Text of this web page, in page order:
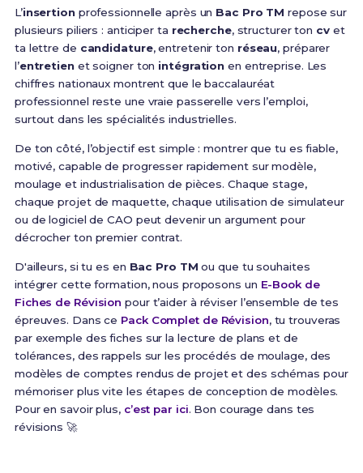
L’insertionprofessionnelle après un Bac Pro TM repose sur
plusieurs piliers : anticiper ta recherche, structurer ton cvet
ta lettre de candidature, entretenir ton réseau, préparer
l’entretienet soigner ton intégration en entreprise. Les
chiffres nationaux montrent que le baccalauréat
professionnel reste une vraie passerelle vers l’emploi,
surtout dans les spécialités industrielles.
De ton côté, l’objectif est simple : montrer que tu es fiable,
motivé, capable de progresser rapidement sur modèle,
moulage et industrialisation de pièces. Chaque stage,
chaque projet de maquette, chaque utilisation de simulateur
ou de logiciel de CAO peut devenir un argument pour
décrocher ton premier contrat.
D'ailleurs, si tu es en Bac Pro TM ou que tu souhaites
intégrer cette formation, nous proposons un E-Book de
Fiches de Révision pour t’aider à réviser l’ensemble de tes
épreuves. Dans ce Pack Complet de Révision, tu trouveras
par exemple des fiches sur la lecture de plans et de
tolérances, des rappels sur les procédés de moulage, des
modèles de comptes rendus de projet et des schémas pour
mémoriser plus vite les étapes de conception de modèles.
Pour en savoir plus, c’est par ici. Bon courage dans tes
révisions 🚀